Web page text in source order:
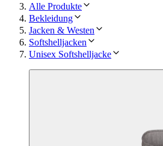
Alle Produkte
Bekleidung
Jacken & Westen
Softshelljacken
Unisex Softshelljacke